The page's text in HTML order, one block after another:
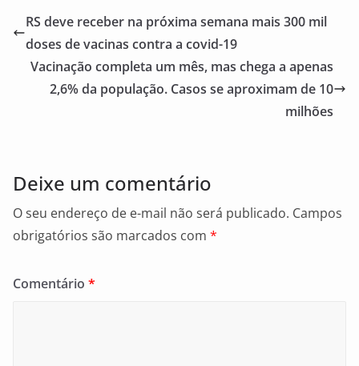
e
b
o
o
l e
RS deve receber na próxima semana mais 300 mil
doses de vacinas contra a covid-19
Vacinação completa um mês, mas chega a apenas
2,6% da população. Casos se aproximam de 10
milhões
Deixe um comentário
O seu endereço de e-mail não será publicado. Campos
obrigatórios são marcados com *
Comentário *